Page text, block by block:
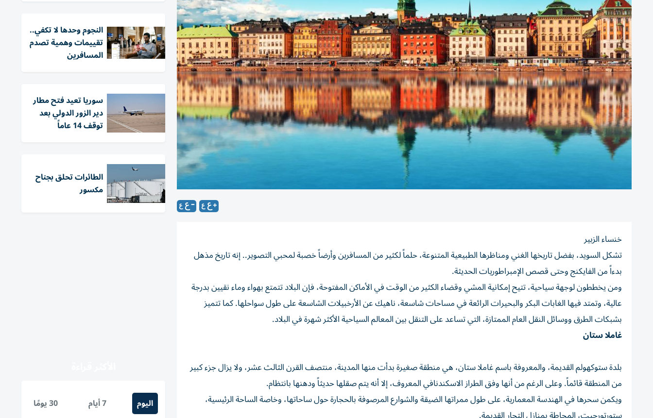
خنساء الزبير
تشكل السويد، بفضل تاريخها الغني ومناظرها الطبيعية المتنوعة، حلماً لكثير من المسافرين وأرضاً خصبة لمحبي التصوير.. إنه تاريخ مذهل
بدءاً من الفايكنج وحتى قصص الإمبراطوريات الحديثة.
ومن يخططون لوجهة سياحية، تتيح إمكانية المشي وقضاء الكثير من الوقت في الأماكن المفتوحة، فإن البلاد تتمتع بهواء وماء نقيين بدرجة
عالية، وتمتد فيها الغابات البكر والبحيرات الرائعة في مساحات شاسعة، ناهيك عن الأرخبيلات الشاسعة على طول سواحلها. كما تتميز
بشبكات الطرق ووسائل النقل العام الممتازة، التي تساعد على التنقل بين المعالم السياحية الأكثر شهرة في البلاد.
غاملا ستان
بلدة ستوكهولم القديمة، والمعروفة باسم غاملا ستان، هي منطقة صغيرة بدأت منها المدينة، منتصف القرن الثالث عشر، ولا يزال جزء كبير
من المنطقة قائماً. وعلى الرغم من أنها وفق الطراز الاسكندنافي المعروف، إلا أنه يتم صقلها حديثاً ودهنها بانتظام.
ويكمن سحرها في الهندسة المعمارية، على طول ممراتها الضيقة والشوارع المرصوفة بالحجارة حول ساحاتها، وخاصة الساحة الرئيسية،
النجوم وحدها لا تكفي..
تقييمات وهمية تصدم
المسافرين
سوريا تعيد فتح مطار
دير الزور الدولي بعد
توقف 14 عاماً
الطائرات تحلق بجناح
مكسور
اليوم 7 أيام 30 يومًا